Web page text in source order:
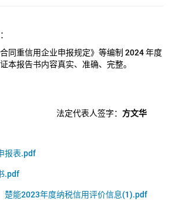
同重信用企业申报规定》等编制 2024年度
本报告书内容真实、准确、完整。
法定代表人签字： 方文华
报表.pdf
.pdf
楚能2023年度纳税信用评价信息(1).pdf